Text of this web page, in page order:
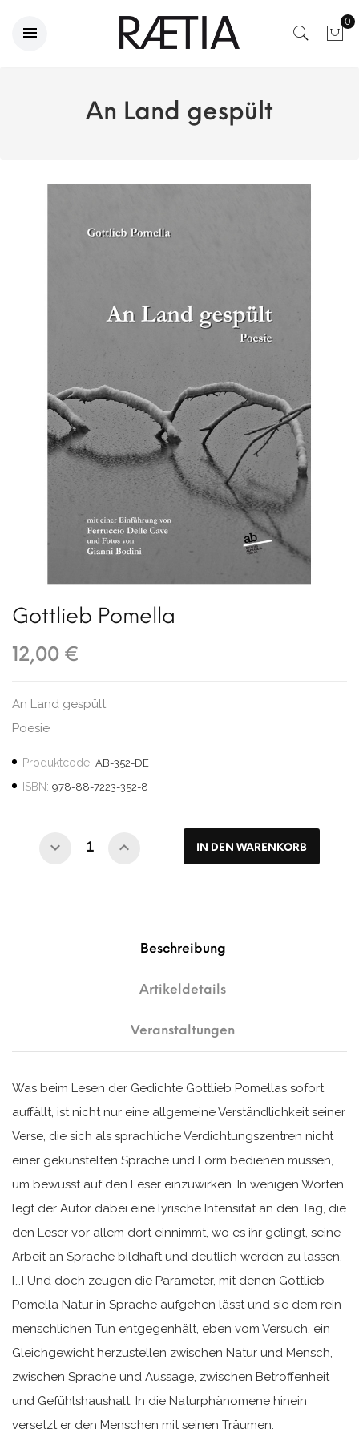
0
An Land gespült
Gottlieb Pomella
12,00 €
An Land gespült
Poesie
Produktcode: AB-352-DE
ISBN: 978-88-7223-352-8
IN DEN WARENKORB
Beschreibung
Artikeldetails
Veranstaltungen
Was beim Lesen der Gedichte Gottlieb Pomellas sofort
auffällt, ist nicht nur eine allgemeine Verständlichkeit seiner
Verse, die sich als sprachliche Verdichtungszentren nicht
einer gekünstelten Sprache und Form bedienen müssen,
um bewusst auf den Leser einzuwirken. In wenigen Worten
legt der Autor dabei eine lyrische Intensität an den Tag, die
den Leser vor allem dort einnimmt, wo es ihr gelingt, seine
Arbeit an Sprache bildhaft und deutlich werden zu lassen.
[…] Und doch zeugen die Parameter, mit denen Gottlieb
Pomella Natur in Sprache aufgehen lässt und sie dem rein
menschlichen Tun entgegenhält, eben vom Versuch, ein
Gleichgewicht herzustellen zwischen Natur und Mensch,
zwischen Sprache und Aussage, zwischen Betroffenheit
und Gefühlshaushalt. In die Naturphänomene hinein
versetzt er den Menschen mit seinen Träumen.